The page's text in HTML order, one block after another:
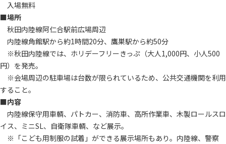
入場無料
■場所
秋田内陸線阿仁合駅前広場周辺
内陸線角館駅から約1時間20分、鷹巣駅から約50分
※秋田内陸線では、ホリデーフリーきっぷ（大人1,000円、小人500
円）を発売。
※会場周辺の駐車場は台数が限られているため、公共交通機関を利用
すること。
■内容
内陸線保守用車輌、パトカー、消防車、高所作業車、木製ロールスロ
イス、ミニSL、自衛隊車輌、など展示。
※「こども用制服の試着」ができる展示場所もあり。内陸線、警察